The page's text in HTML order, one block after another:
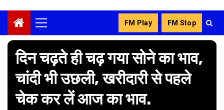
Primary
Menu
FM Play - FM Stop
दिन चढ़ते ही चढ़ गया सोने का भाव,
चांदी भी उछली, खरीदारी से पहले
चेक कर लें आज का भाव.